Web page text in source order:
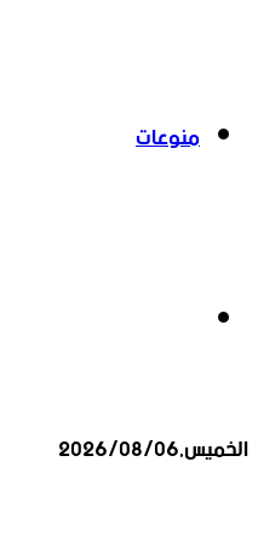
منوعات
الخميس,2026/08/06